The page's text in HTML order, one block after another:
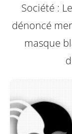
Société :
dénoncé
masque